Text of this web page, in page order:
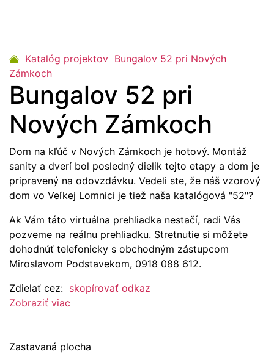
Katalóg projektov Bungalov 52 pri Nových
Zámkoch
Bungalov 52 pri
Nových Zámkoch
Dom na kľúč v Nových Zámkoch je hotový. Montáž
sanity a dverí bol posledný dielik tejto etapy a dom je
pripravený na odovzdávku. Vedeli ste, že náš vzorový
dom vo Veľkej Lomnici je tiež naša katalógová "52"?
Ak Vám táto virtuálna prehliadka nestačí, radi Vás
pozveme na reálnu prehliadku. Stretnutie si môžete
dohodnúť telefonicky s obchodným zástupcom
Miroslavom Podstavekom, 0918 088 612.
Zdielať cez: skopírovať odkaz
Zobraziť viac
Zastavaná plocha